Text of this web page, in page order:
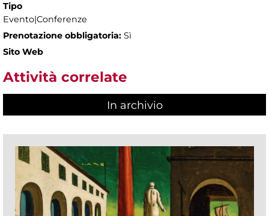
Tipo
Evento|Conferenze
Prenotazione obbligatoria: Sì
Sito Web
Attività correlate
In archivio